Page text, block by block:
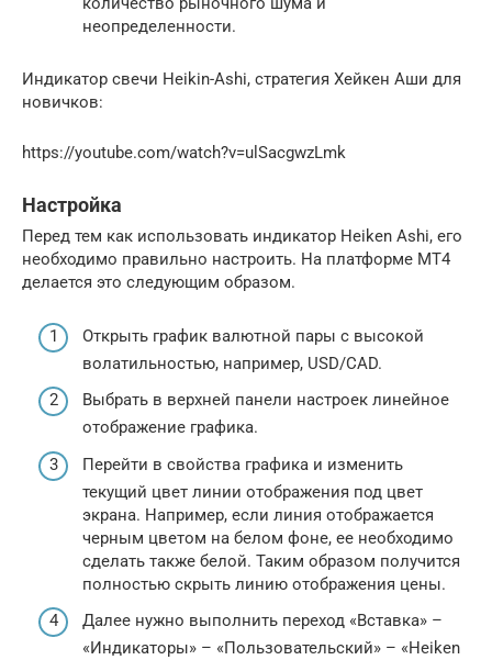
неопределенности.
Индикатор свечи Heikin-Ashi, стратегия Хейкен Аши для
новичков:
https://youtube.com/watch?v=ulSacgwzLmk
Настройка
Перед тем как использовать индикатор Heiken Ashi, его
необходимо правильно настроить. На платформе МТ4
делается это следующим образом.
Открыть график валютной пары с высокой
волатильностью, например, USD/CAD.
Выбрать в верхней панели настроек линейное
отображение графика.
Перейти в свойства графика и изменить
текущий цвет линии отображения под цвет
экрана. Например, если линия отображается
черным цветом на белом фоне, ее необходимо
сделать также белой. Таким образом получится
полностью скрыть линию отображения цены.
Далее нужно выполнить переход «Вставка» –
«Индикаторы» – «Пользовательский» – «Heiken